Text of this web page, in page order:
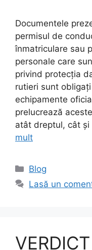
Documentele
permisul de
înmatriculare sau
personale care
privind protecția
rutieri sunt
echipamente
prelucrează
atât dreptul, cât
mult
Categorii
Blog
Lasă un